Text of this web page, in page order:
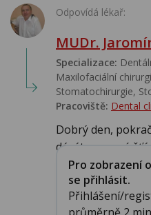
Odpovídá lékař:
MUDr.
Specializace:
Maxilofaciální
Stomatochirurgie,
Pracoviště: Dental
Dobrý den,
dáváte ovocné
Pro zobrazení
se přihlásit.
Přihlášení/